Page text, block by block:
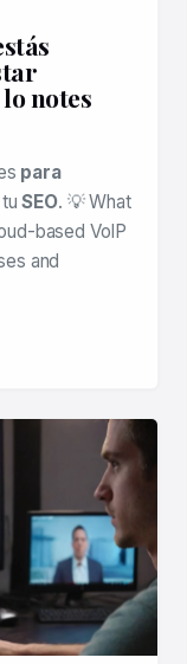
notes
para
tuSEO. 💡 What
based VoIP
and